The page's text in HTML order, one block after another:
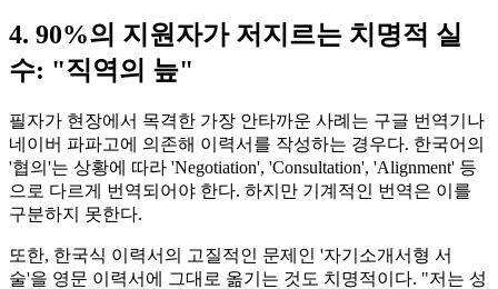
4. 90%의 지원자가 저지르는 치명적 실
수: "직역의 늪"
필자가 현장에서 목격한 가장 안타까운 사례는 구글 번역기나
네이버 파파고에 의존해 이력서를 작성하는 경우다. 한국어의
'협의'는 상황에 따라 'Negotiation', 'Consultation', 'Alignment' 등
으로 다르게 번역되어야 한다. 하지만 기계적인 번역은 이를
구분하지 못한다.
또한, 한국식 이력서의 고질적인 문제인 '자기소개서형 서
술'을 영문 이력서에 그대로 옮기는 것도 치명적이다. "저는 성